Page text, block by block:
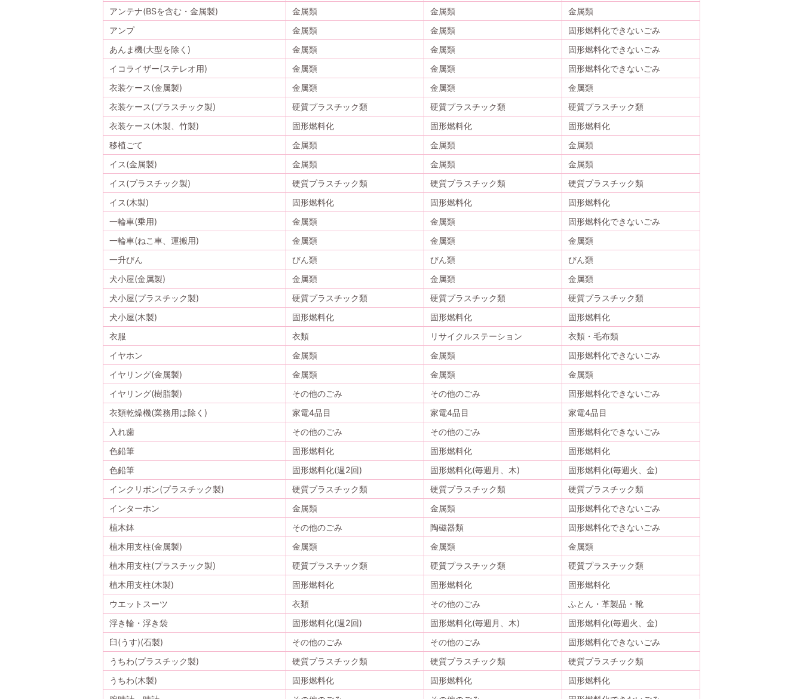
アンテナ(BSを含む・金属製)
金属類 金属類
金属類
アンプ
金属類 金属類
固形燃料化できないごみ
あんま機(大型を除く)
金属類 金属類
固形燃料化できないごみ
イコライザー(ステレオ用)
金属類 金属類
固形燃料化できないごみ
衣装ケース(金属製)
金属類 金属類
金属類
衣装ケース(プラスチック製)
硬質プラスチック類 硬質プラスチック類
硬質プラスチック類
衣装ケース(木製、竹製)
固形燃料化 固形燃料化
固形燃料化
移植ごて
金属類 金属類
金属類
イス(金属製)
金属類 金属類
金属類
イス(プラスチック製)
硬質プラスチック類 硬質プラスチック類
硬質プラスチック類
イス(木製)
固形燃料化 固形燃料化
固形燃料化
一輪車(乗用)
金属類 金属類
固形燃料化できないごみ
一輪車(ねこ車、運搬用)
金属類 金属類
金属類
一升びん
びん類 びん類
びん類
犬小屋(金属製)
金属類 金属類
金属類
犬小屋(プラスチック製)
硬質プラスチック類 硬質プラスチック類
硬質プラスチック類
犬小屋(木製)
固形燃料化 固形燃料化
固形燃料化
衣服
衣類 リサイクルステーション
衣類・毛布類
イヤホン
金属類 金属類
固形燃料化できないごみ
イヤリング(金属製)
金属類 金属類
金属類
イヤリング(樹脂製)
その他のごみ その他のごみ
固形燃料化できないごみ
衣類乾燥機(業務用は除く)
家電4品目 家電4品目
家電4品目
入れ歯
その他のごみ その他のごみ
固形燃料化できないごみ
色鉛筆
固形燃料化 固形燃料化
固形燃料化
色鉛筆
固形燃料化(週2回) 固形燃料化(毎週月、木)
固形燃料化(毎週火、金)
インクリボン(プラスチック製)
硬質プラスチック類 硬質プラスチック類
硬質プラスチック類
インターホン
金属類 金属類
固形燃料化できないごみ
植木鉢
その他のごみ 陶磁器類
固形燃料化できないごみ
植木用支柱(金属製)
金属類 金属類
金属類
植木用支柱(プラスチック製)
硬質プラスチック類 硬質プラスチック類
硬質プラスチック類
植木用支柱(木製)
固形燃料化 固形燃料化
固形燃料化
ウエットスーツ
衣類 その他のごみ
ふとん・革製品・靴
浮き輪・浮き袋
固形燃料化(週2回) 固形燃料化(毎週月、木)
固形燃料化(毎週火、金)
臼(うす)(石製)
その他のごみ その他のごみ
固形燃料化できないごみ
うちわ(プラスチック製)
硬質プラスチック類 硬質プラスチック類
硬質プラスチック類
うちわ(木製)
固形燃料化 固形燃料化
固形燃料化